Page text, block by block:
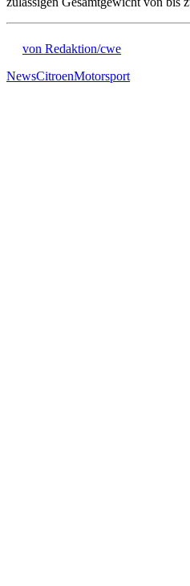
von Redaktion/cwe
NewsCitroenMotorsport